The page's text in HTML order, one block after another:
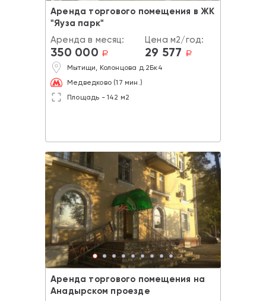
Аренда торгового помещения в ЖК
"Яуза парк"
Аренда в месяц:
350 000 a
Цена м2/год:
29 577 a
Мытищи, Колонцова д.2Бк4
Медведково (17 мин.)
Площадь - 142 м2
Аренда торгового помещения на
Анадырском проезде